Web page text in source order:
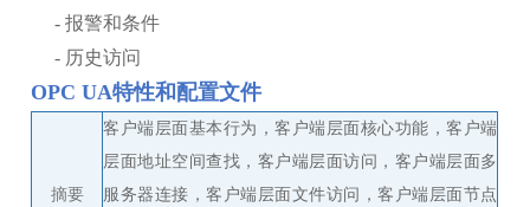
- 报警和条件
- 历史访问
OPC UA特性和配置文件
摘要
客户端层面基本行为，客户端层面核心功能，客户端
层面地址空间查找，客户端层面访问，客户端层面多
服务器连接，客户端层面文件访问，客户端层面节点